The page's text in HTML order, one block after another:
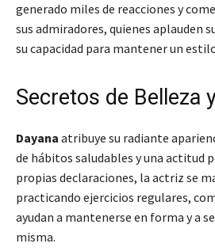
generado miles de reacciones y
sus admiradores, quienes aplauden
su capacidad para mantener un
Secretos de Belleza
Dayana atribuye su radiante
de hábitos saludables y una actitud
propias declaraciones, la actriz se
practicando ejercicios regulares,
ayudan a mantenerse en forma y a
misma.